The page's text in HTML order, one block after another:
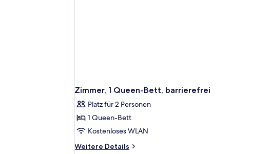
Zimmer, 1 Queen-Bett, barrierefrei
Platz für 2 Personen
1 Queen-Bett
Kostenloses WLAN
Weitere Details
Weitere